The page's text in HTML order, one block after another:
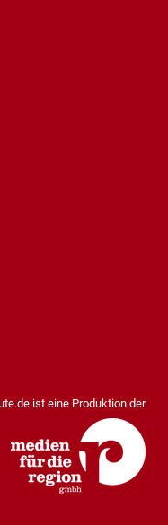
ist eine Produktion der